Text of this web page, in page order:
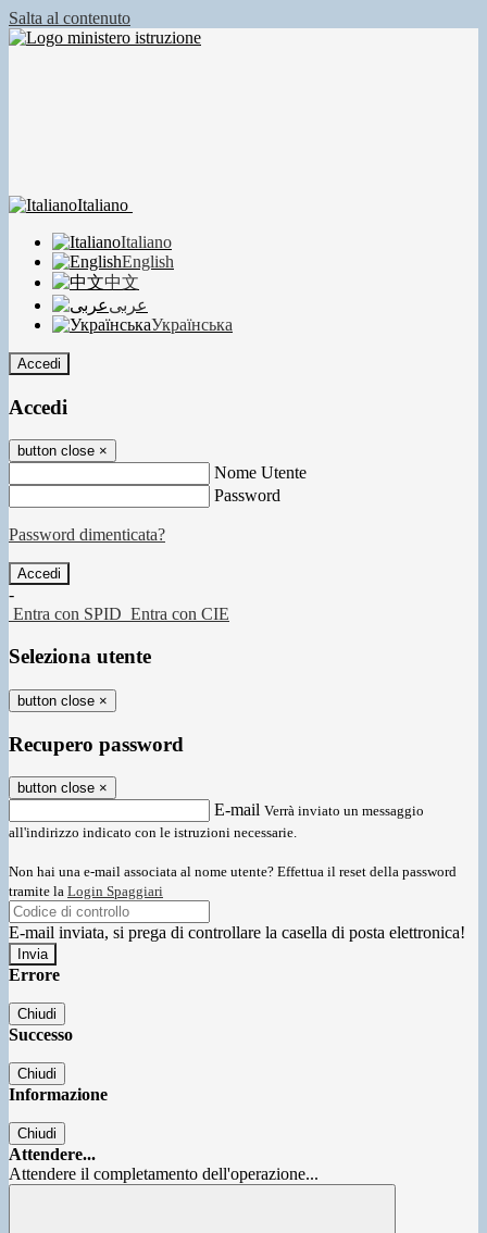
Salta al contenuto
Italiano
Italiano
English
中文
عربى
Українська
Accedi
Accedi
button close ×
Nome Utente
Password
Password dimenticata?
-
Entra con SPID Entra con CIE
Seleziona utente
button close ×
Recupero password
button close ×
E-mail Verrà inviato un messaggio
all'indirizzo indicato con le istruzioni necessarie.
Non hai una e-mail associata al nome utente? Effettua il reset della password
tramite la Login Spaggiari
E-mail inviata, si prega di controllare la casella di posta elettronica!
Errore
Chiudi
Successo
Chiudi
Informazione
Chiudi
Attendere...
Attendere il completamento dell'operazione...